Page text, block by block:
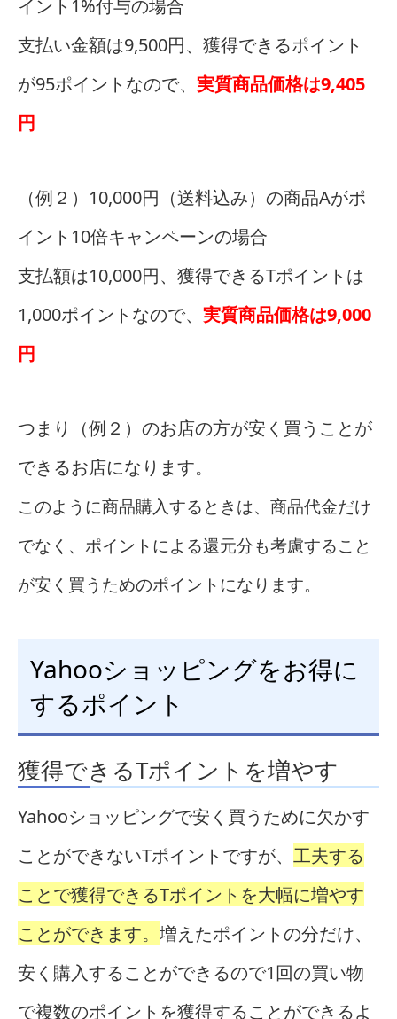
イント1%付与の場合
支払い金額は9,500円、獲得できるポイント
が95ポイントなので、 実質商品価格は9,405
円
（例２）10,000円（送料込み）の商品Aがポ
イント10倍キャンペーンの場合
支払額は10,000円、獲得できるTポイントは
1,000ポイントなので、 実質商品価格は9,000
円
つまり（例２）のお店の方が安く買うことが
できるお店になります。
このように商品購入するときは、商品代金だけ
でなく、ポイントによる還元分も考慮すること
が安く買うためのポイントになります。
Yahooショッピングをお得に
するポイント
獲得できるTポイントを増やす
Yahooショッピングで安く買うために欠かす
ことができないTポイントですが、 工夫する
ことで獲得できるTポイントを大幅に増やす
ことができます。 増えたポイントの分だけ、
安く購入することができるので1回の買い物
で複数のポイントを獲得することができるよ